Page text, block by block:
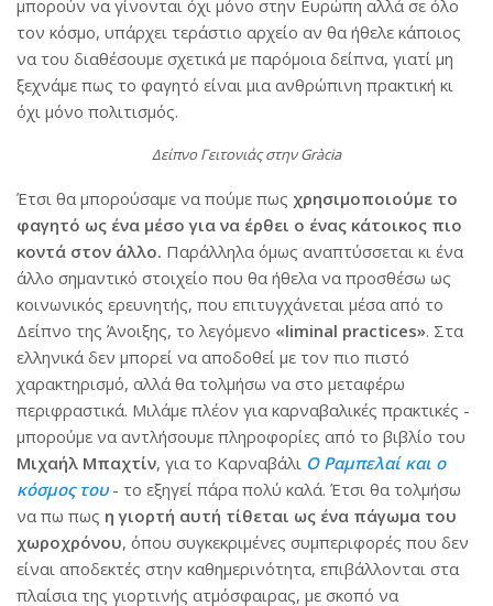
μπορούν να γίνονται όχι μόνο στην Ευρώπη αλλά σε όλο
τον κόσμο, υπάρχει τεράστιο αρχείο αν θα ήθελε κάποιος
να του διαθέσουμε σχετικά με παρόμοια δείπνα, γιατί μη
ξεχνάμε πως το φαγητό είναι μια ανθρώπινη πρακτική κι
όχι μόνο πολιτισμός.
Δείπνο Γειτονιάς στην Gràcia
Έτσι θα μπορούσαμε να πούμε πως χρησιμοποιούμε το
φαγητό ως ένα μέσο για να έρθει ο ένας κάτοικος πιο
κοντά στον άλλο. Παράλληλα όμως αναπτύσσεται κι ένα
άλλο σημαντικό στοιχείο που θα ήθελα να προσθέσω ως
κοινωνικός ερευνητής, που επιτυγχάνεται μέσα από το
Δείπνο της Άνοιξης, το λεγόμενο «liminal practices». Στα
ελληνικά δεν μπορεί να αποδοθεί με τον πιο πιστό
χαρακτηρισμό, αλλά θα τολμήσω να στο μεταφέρω
περιφραστικά. Μιλάμε πλέον για καρναβαλικές πρακτικές -
μπορούμε να αντλήσουμε πληροφορίες από το βιβλίο του
Μιχαήλ Μπαχτίν, για το Καρναβάλι Ο Ραμπελαί και ο
κόσμος του- το εξηγεί πάρα πολύ καλά. Έτσι θα τολμήσω
να πω πως η γιορτή αυτή τίθεται ως ένα πάγωμα του
χωροχρόνου, όπου συγκεκριμένες συμπεριφορές που δεν
είναι αποδεκτές στην καθημερινότητα, επιβάλλονται στα
πλαίσια της γιορτινής ατμόσφαιρας, με σκοπό να